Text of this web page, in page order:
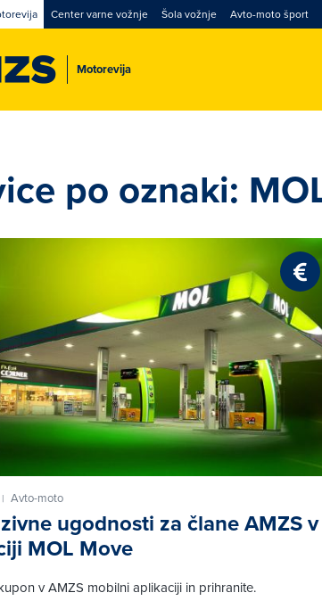
Motorevija
Center varne vožnje Šola vožnje Avto-moto šport
po oznaki:
| Avto-moto
ugodnosti za člane AMZS v
MOL Move
v AMZS mobilni aplikaciji in prihranite.